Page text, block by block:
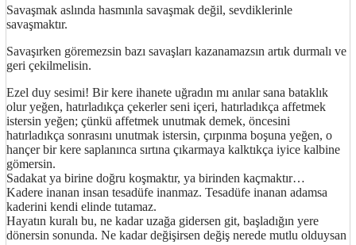
Savaşmak aslında hasmınla savaşmak değil, sevdiklerinle
savaşmaktır.
Savaşırken göremezsin bazı savaşları kazanamazsın artık durmalı ve
geri çekilmelisin.
Ezel duy sesimi! Bir kere ihanete uğradın mı anılar sana bataklık
olur yeğen, hatırladıkça çekerler seni içeri, hatırladıkça affetmek
istersin yeğen; çünkü affetmek unutmak demek, öncesini
hatırladıkça sonrasını unutmak istersin, çırpınma boşuna yeğen, o
hançer bir kere saplanınca sırtına çıkarmaya kalktıkça iyice kalbine
gömersin.
Sadakat ya birine doğru koşmaktır, ya birinden kaçmaktır…
Kadere inanan insan tesadüfe inanmaz. Tesadüfe inanan adamsa
kaderini kendi elinde tutamaz.
Hayatın kuralı bu, ne kadar uzağa gidersen git, başladığın yere
dönersin sonunda. Ne kadar değişirsen değiş nerede mutlu olduysan